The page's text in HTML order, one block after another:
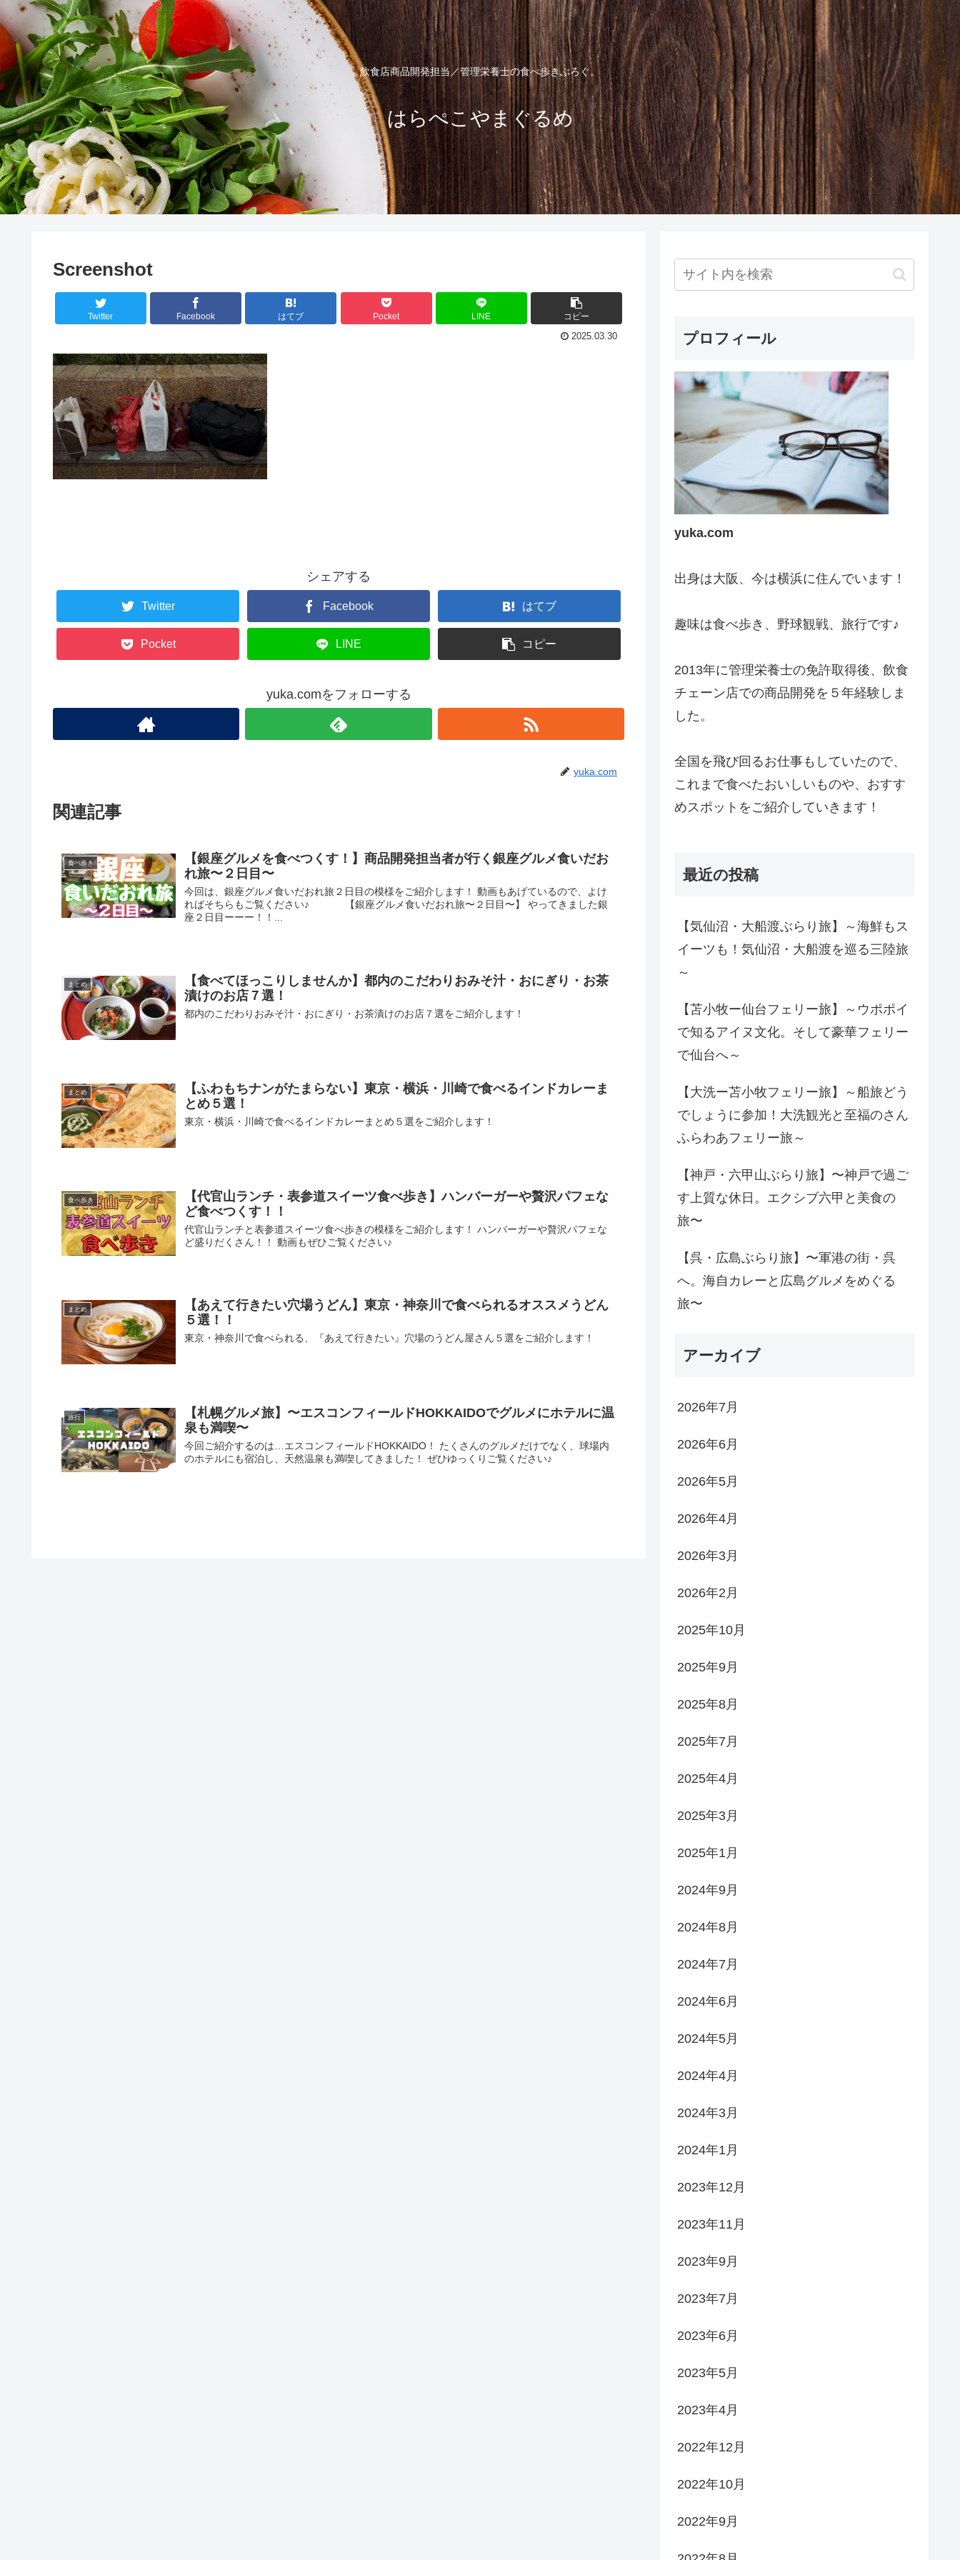
飲食店商品開発担当／管理栄養士の食べ歩きぶろぐ。
はらぺこやまぐるめ
Screenshot
Twitter Facebook はてブ Pocket LINE コピー
2025.03.30
シェアする
Twitter Facebook はてブ
Pocket LINE コピー
yuka.comをフォローする
yuka.com
関連記事
食べ歩き
【銀座グルメを食べつくす！】商品開発担当者が行く銀座グルメ食いだお
れ旅〜２日目〜
今回は、銀座グルメ食いだおれ旅２日目の模様をご紹介します！ 動画もあげているので、よけ
ればそちらもご覧ください♪ 【銀座グルメ食いだおれ旅〜２日目〜】 やってきました銀
座２日目ーーー！！...
まとめ
【食べてほっこりしませんか】都内のこだわりおみそ汁・おにぎり・お茶
漬けのお店７選！
都内のこだわりおみそ汁・おにぎり・お茶漬けのお店７選をご紹介します！
まとめ
【ふわもちナンがたまらない】東京・横浜・川崎で食べるインドカレーま
とめ５選！
東京・横浜・川崎で食べるインドカレーまとめ５選をご紹介します！
食べ歩き
【代官山ランチ・表参道スイーツ食べ歩き】ハンバーガーや贅沢パフェな
ど食べつくす！！
代官山ランチと表参道スイーツ食べ歩きの模様をご紹介します！ ハンバーガーや贅沢パフェな
ど盛りだくさん！！ 動画もぜひご覧ください♪
まとめ
【あえて行きたい穴場うどん】東京・神奈川で食べられるオススメうどん
５選！！
東京・神奈川で食べられる、『あえて行きたい』穴場のうどん屋さん５選をご紹介します！
旅行
【札幌グルメ旅】〜エスコンフィールドHOKKAIDOでグルメにホテルに温
泉も満喫〜
今回ご紹介するのは…エスコンフィールドHOKKAIDO！ たくさんのグルメだけでなく、球場内
のホテルにも宿泊し、天然温泉も満喫してきました！ ぜひゆっくりご覧ください♪
プロフィール
yuka.com
出身は大阪、今は横浜に住んでいます！
趣味は食べ歩き、野球観戦、旅行です♪
2013年に管理栄養士の免許取得後、飲食
チェーン店での商品開発を５年経験しま
した。
全国を飛び回るお仕事もしていたので、
これまで食べたおいしいものや、おすす
めスポットをご紹介していきます！
最近の投稿
【気仙沼・大船渡ぶらり旅】～海鮮もス
イーツも！気仙沼・大船渡を巡る三陸旅
～
【苫小牧ー仙台フェリー旅】～ウポポイ
で知るアイヌ文化。そして豪華フェリー
で仙台へ～
【大洗ー苫小牧フェリー旅】～船旅どう
でしょうに参加！大洗観光と至福のさん
ふらわあフェリー旅～
【神戸・六甲山ぶらり旅】〜神戸で過ご
す上質な休日。エクシブ六甲と美食の
旅〜
【呉・広島ぶらり旅】〜軍港の街・呉
へ。海自カレーと広島グルメをめぐる
旅〜
アーカイブ
2026年7月
2026年6月
2026年5月
2026年4月
2026年3月
2026年2月
2025年10月
2025年9月
2025年8月
2025年7月
2025年4月
2025年3月
2025年1月
2024年9月
2024年8月
2024年7月
2024年6月
2024年5月
2024年4月
2024年3月
2024年1月
2023年12月
2023年11月
2023年9月
2023年7月
2023年6月
2023年5月
2023年4月
2022年12月
2022年10月
2022年9月